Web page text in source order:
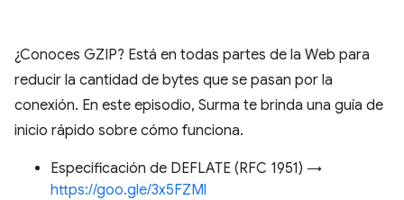
¿Conoces GZIP? Está en todas partes de la Web para
reducir la cantidad de bytes que se pasan por la
conexión. En este episodio, Surma te brinda una guía de
inicio rápido sobre cómo funciona.
Especificación de DEFLATE (RFC 1951) →
https://goo.gle/3x5FZMl